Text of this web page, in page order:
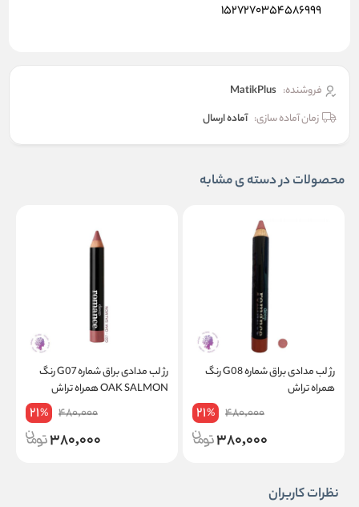
۱۵۲۷۲۷۰۳۵۴۵۸۶۹۹۹
فروشنده: MatikPlus
زمان آماده سازی: آماده ارسال
محصولات در دسته ی مشابه
رژ لب مدادی براق شماره G08 رنگ
همراه تراش
480,000
21%
380,000
رژ لب مدادی براق شماره G07 رنگ
OAK SALMON همراه تراش
480,000
21%
380,000
نظرات کاربران